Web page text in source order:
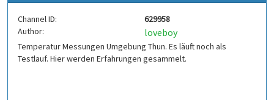
Channel ID:
629958
Author:
loveboy
Temperatur Messungen Umgebung Thun. Es läuft noch als
Testlauf. Hier werden Erfahrungen gesammelt.